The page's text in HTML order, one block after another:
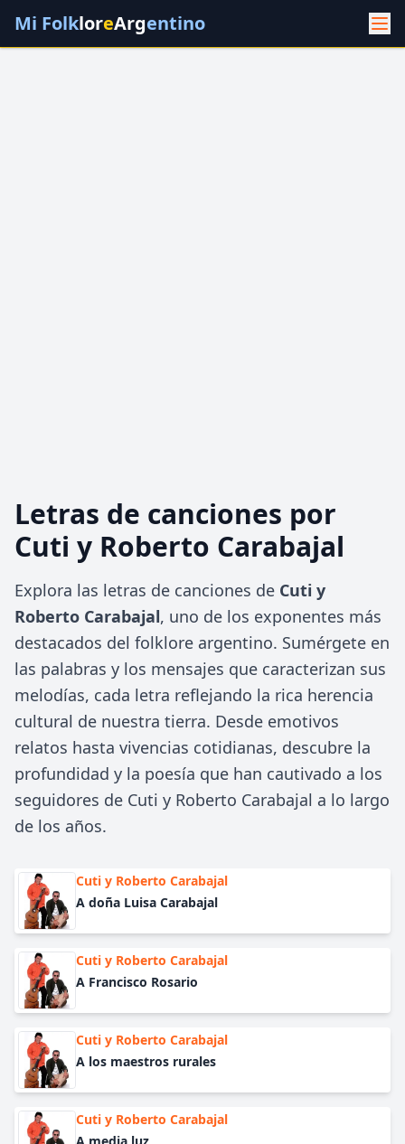
Mi FolkloreArgentino
Letras de canciones por
Cuti y Roberto Carabajal
Explora las letras de canciones de Cuti y
Roberto Carabajal, uno de los exponentes más
destacados del folklore argentino. Sumérgete en
las palabras y los mensajes que caracterizan sus
melodías, cada letra reflejando la rica herencia
cultural de nuestra tierra. Desde emotivos
relatos hasta vivencias cotidianas, descubre la
profundidad y la poesía que han cautivado a los
seguidores de Cuti y Roberto Carabajal a lo largo
de los años.
Cuti y Roberto Carabajal
A doña Luisa Carabajal
Cuti y Roberto Carabajal
A Francisco Rosario
Cuti y Roberto Carabajal
A los maestros rurales
Cuti y Roberto Carabajal